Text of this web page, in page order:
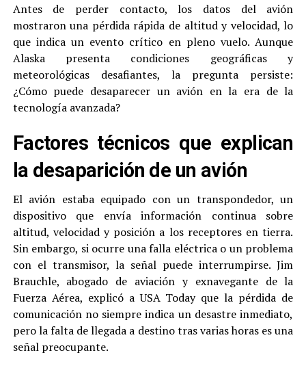
Antes de perder contacto, los datos del avión
mostraron una pérdida rápida de altitud y velocidad, lo
que indica un evento crítico en pleno vuelo. Aunque
Alaska presenta condiciones geográficas y
meteorológicas desafiantes, la pregunta persiste:
¿Cómo puede desaparecer un avión en la era de la
tecnología avanzada?
Factores técnicos que explican
la desaparición de un avión
El avión estaba equipado con un transpondedor, un
dispositivo que envía información continua sobre
altitud, velocidad y posición a los receptores en tierra.
Sin embargo, si ocurre una falla eléctrica o un problema
con el transmisor, la señal puede interrumpirse. Jim
Brauchle, abogado de aviación y exnavegante de la
Fuerza Aérea, explicó a USA Today que la pérdida de
comunicación no siempre indica un desastre inmediato,
pero la falta de llegada a destino tras varias horas es una
señal preocupante.